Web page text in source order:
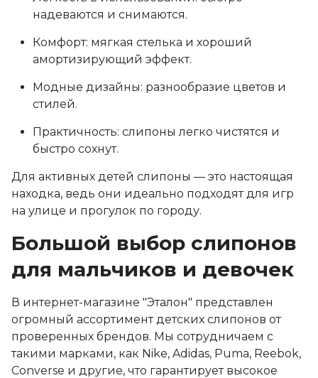
надеваются и снимаются.
Комфорт: мягкая стелька и хороший
амортизирующий эффект.
Модные дизайны: разнообразие цветов и
стилей.
Практичность: слипоны легко чистятся и
быстро сохнут.
Для активных детей слипоны — это настоящая
находка, ведь они идеально подходят для игр
на улице и прогулок по городу.
Большой выбор слипонов
для мальчиков и девочек
В интернет-магазине "Эталон" представлен
огромный ассортимент детских слипонов от
проверенных брендов. Мы сотрудничаем с
такими марками, как Nike, Adidas, Puma, Reebok,
Converse и другие, что гарантирует высокое